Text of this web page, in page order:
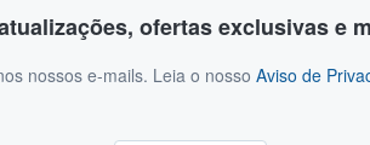
ofertas exclusivas e
nossos e-mails. Leia o nosso Aviso de